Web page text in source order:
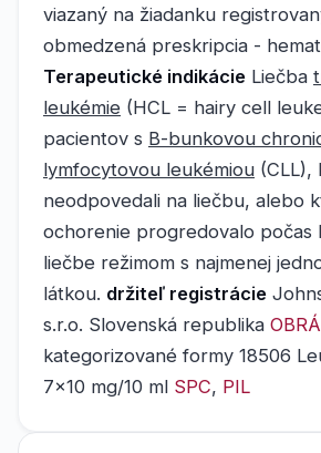
viazaný na žiadanku
obmedzená preskripcia -
Terapeutické indikácie Liečba
leukémie (HCL = hairy cell
pacientov s B-bunkovou
lymfocytovou leukémiou (CLL),
neodpovedali na liečbu, alebo
ochorenie progredovalo počas
liečbe režimom s najmenej
látkou. držiteľ registrácie
s.r.o. Slovenská republika
kategorizované formy 18506
7x10 mg/10 ml SPC, PIL